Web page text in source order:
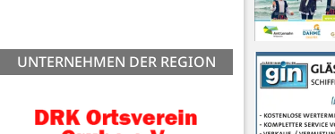
UNTERNEHMEN DER REGION